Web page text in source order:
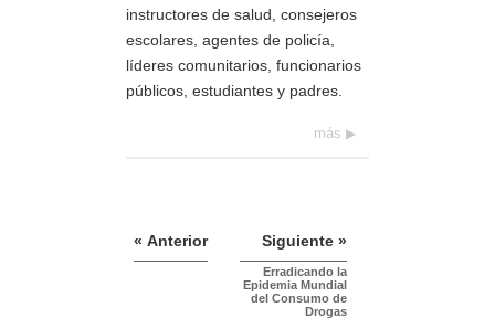
instructores de salud, consejeros
escolares, agentes de policía,
líderes comunitarios, funcionarios
públicos, estudiantes y padres.
más
« Anterior Siguiente »
Erradicando la
Epidemia Mundial
del Consumo de
Drogas